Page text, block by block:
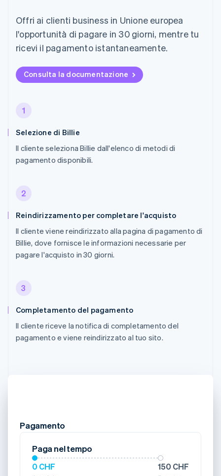
Offri ai clienti business in Unione europea
l'opportunità di pagare in 30 giorni, mentre tu
ricevi il pagamento istantaneamente.
Consulta la documentazione
1
Selezione di Billie
Il cliente seleziona Billie dall'elenco di metodi di
pagamento disponibili.
2
Reindirizzamento per completare l'acquisto
Il cliente viene reindirizzato alla pagina di pagamento di
Billie, dove fornisce le informazioni necessarie per
pagare l'acquisto in 30 giorni.
3
Completamento del pagamento
Il cliente riceve la notifica di completamento del
pagamento e viene reindirizzato al tuo sito.
Pagamento
Paga nel tempo
0 CHF 150 CHF